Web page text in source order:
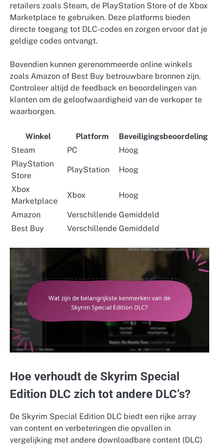
retailers zoals Steam, de PlayStation Store of de Xbox
Marketplace te gebruiken. Deze platforms bieden
directe toegang tot DLC-codes en zorgen ervoor dat je
geldige codes ontvangt.
Bovendien kunnen gerenommeerde online winkels
zoals Amazon of Best Buy betrouwbare bronnen zijn.
Controleer altijd de feedback en beoordelingen van
klanten om de geloofwaardigheid van de verkoper te
waarborgen.
Winkel Platform
Beveiligingsbeoordeling
Steam
PC
Hoog
PlayStation
Store
PlayStation Hoog
Xbox
Marketplace
Xbox Hoog
Amazon Verschillende Gemiddeld
Best Buy
Verschillende Gemiddeld
Hoe verhoudt de Skyrim Special
Edition DLC zich tot andere DLC’s?
De Skyrim Special Edition DLC biedt een rijke array
van content en verbeteringen die opvallen in
vergelijking met andere downloadbare content (DLC)